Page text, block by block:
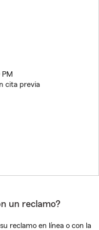
cita previa
un reclamo?
reclamo en línea o con la